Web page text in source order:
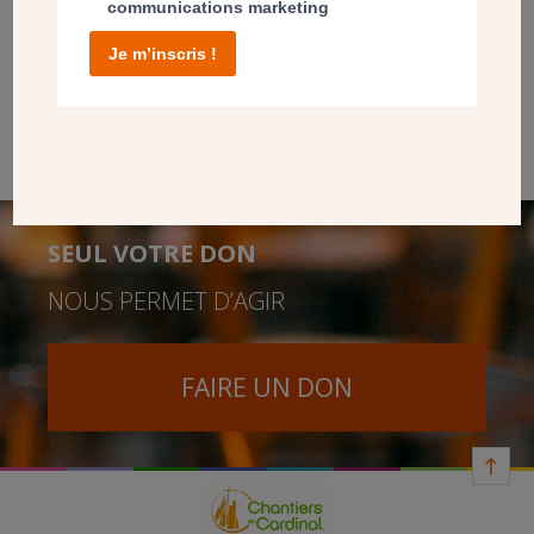
SEUL VOTRE DON
NOUS PERMET D’AGIR
FAIRE UN DON
communications marketing
Je m’inscris !